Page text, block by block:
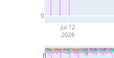
Jul 12
2026
0